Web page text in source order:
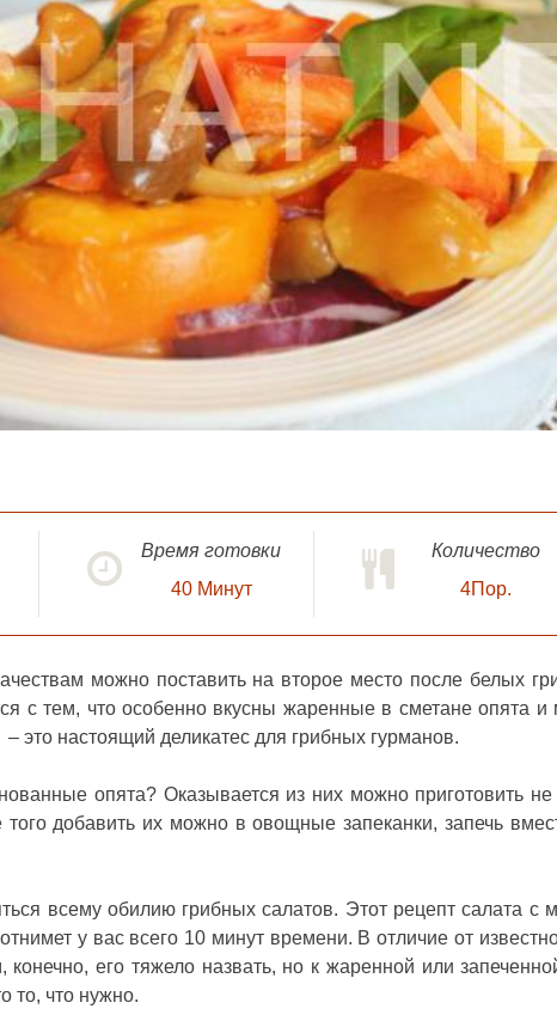
Время готовки
40 Минут
Количество
4Пор.
можно поставить на второе место после белых
с тем, что особенно вкусны жаренные в сметане опята
настоящий деликатес для грибных гурманов.
опята? Оказывается из них можно приготовить не
того добавить их можно в овощные запеканки, запечь
всему обилию грибных салатов. Этот рецепт салата с
у вас всего 10 минут времени. В отличие от
его тяжело назвать, но к жаренной или
то, что нужно.